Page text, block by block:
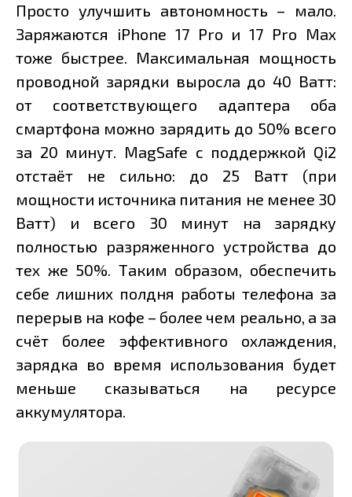
Просто улучшить автономность – мало.
Заряжаются iPhone 17 Pro и 17 Pro Max
тоже быстрее. Максимальная мощность
проводной зарядки выросла до 40 Ватт:
от соответствующего адаптера оба
смартфона можно зарядить до 50% всего
за 20 минут. MagSafe с поддержкой Qi2
отстаёт не сильно: до 25 Ватт (при
мощности источника питания не менее 30
Ватт) и всего 30 минут на зарядку
полностью разряженного устройства до
тех же 50%. Таким образом, обеспечить
себе лишних полдня работы телефона за
перерыв на кофе – более чем реально, а за
счёт более эффективного охлаждения,
зарядка во время использования будет
меньше сказываться на ресурсе
аккумулятора.